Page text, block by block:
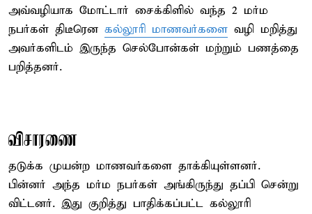
அவ்வழியாக மோட்டார் சைக்கிளில் வந்த 2 மர்ம
நபர்கள் திடீரென கல்லூரி மாணவர்களை வழி மறித்து
அவர்களிடம் இருந்த செல்போன்கள் மற்றும் பணத்தை
பறித்தனர்.
விசாரணை
தடுக்க முயன்ற மாணவர்களை தாக்கியுள்ளனர்.
பின்னர் அந்த மர்ம நபர்கள் அங்கிருந்து தப்பி சென்று
விட்டனர். இது குறித்து பாதிக்கப்பட்ட கல்லூரி